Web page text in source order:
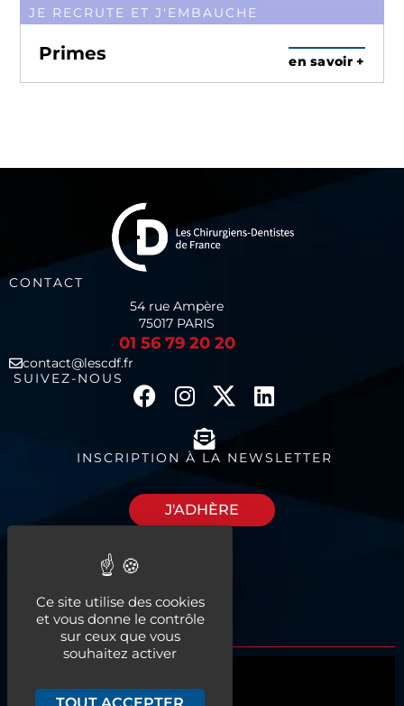
JE RECRUTE ET J'EMBAUCHE
Primes en savoir +
CONTACT
54 rue Ampère
75017 PARIS
01 56 79 20 20
contact@lescdf.fr
SUIVEZ-NOUS
INSCRIPTION À LA NEWSLETTER
J'ADHÈRE
espaces à louer
Ce site utilise des cookies
et vous donne le contrôle
sur ceux que vous
souhaitez activer